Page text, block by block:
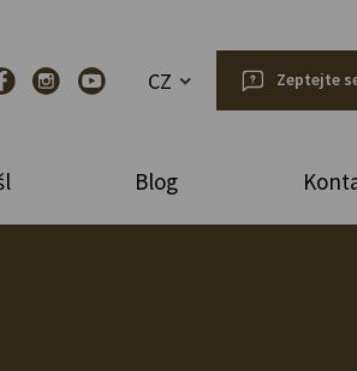
CZ Zeptejte
Blog